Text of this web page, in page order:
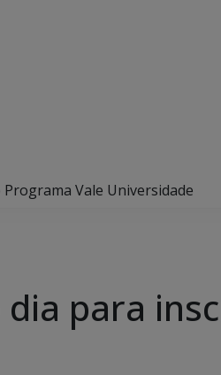
Vale Universidade
para